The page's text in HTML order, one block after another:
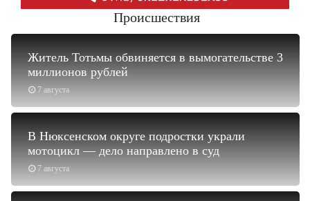
Происшествия
7 августа
Житель Тотьмы обвиняется в вымогательстве 3
миллионов рублей
7 августа
В Нюксенском округе подростки украли
мотоцикл — дело направлено в суд